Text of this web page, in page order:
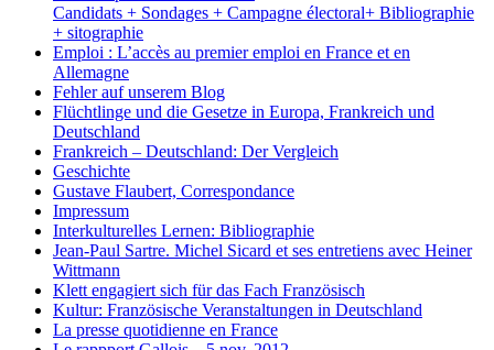
Candidats + Sondages + Campagne électoral+ Bibliographie
+ sitographie
Emploi : L’accès au premier emploi en France et en
Allemagne
Fehler auf unserem Blog
Flüchtlinge und die Gesetze in Europa, Frankreich und
Deutschland
Frankreich – Deutschland: Der Vergleich
Geschichte
Gustave Flaubert, Correspondance
Impressum
Interkulturelles Lernen: Bibliographie
Jean-Paul Sartre. Michel Sicard et ses entretiens avec Heiner
Wittmann
Klett engagiert sich für das Fach Französisch
Kultur: Französische Veranstaltungen in Deutschland
La presse quotidienne en France